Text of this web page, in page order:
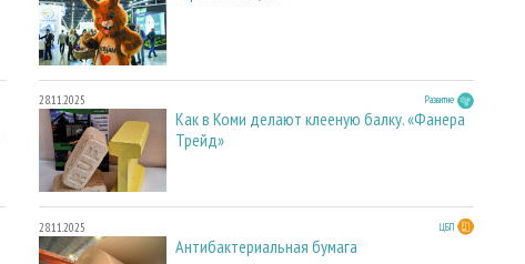
28.11.2025 Развитие
Как в Коми делают клееную балку. «Фанера
Трейд»
28.11.2025 ЦБП
Антибактериальная бумага